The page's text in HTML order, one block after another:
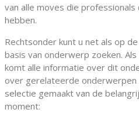
van alle moves die
hebben.
Rechtsonder kunt u net als op
basis van onderwerp zoeken.
komt alle informatie over dit
over gerelateerde onderwerpen
selectie gemaakt van de
moment: